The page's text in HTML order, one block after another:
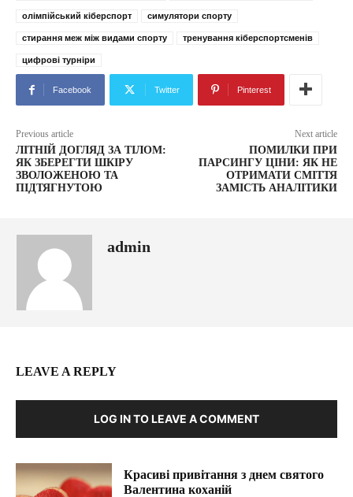
олімпійський кіберспорт симулятори спорту
стирання меж між видами спорту тренування кіберспортсменів
цифрові турніри
Facebook Twitter Pinterest
Previous article
ЛІТНІЙ ДОГЛЯД ЗА ТІЛОМ:
ЯК ЗБЕРЕГТИ ШКІРУ
ЗВОЛОЖЕНОЮ ТА
ПІДТЯГНУТОЮ
Next article
ПОМИЛКИ ПРИ
ПАРСИНГУ ЦІНИ: ЯК НЕ
ОТРИМАТИ СМІТТЯ
ЗАМІСТЬ АНАЛІТИКИ
admin
LEAVE A REPLY
LOG IN TO LEAVE A COMMENT
Красиві привітання з днем святого
Валентина коханій